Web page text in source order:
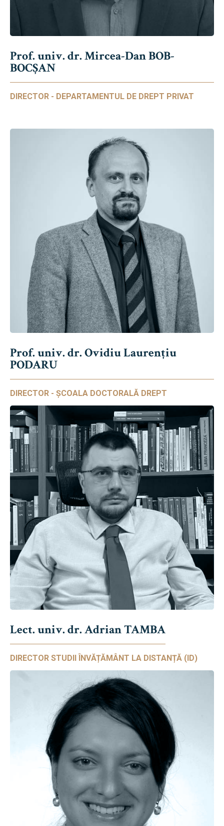
Prof. univ. dr. Mircea-Dan BOB-
BOCȘAN
DIRECTOR - DEPARTAMENTUL DE DREPT PRIVAT
Prof. univ. dr. Ovidiu Laurențiu
PODARU
DIRECTOR - ȘCOALA DOCTORALĂ DREPT
Lect. univ. dr. Adrian TAMBA
DIRECTOR STUDII ÎNVĂȚĂMÂNT LA DISTANȚĂ (ID)